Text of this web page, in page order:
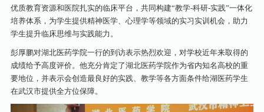
优质教育资源和医院扎实的临床平台，共同构建“教学-科研-实践”一体化
培养体系，为学生提供精神医学、心理学等领域的实习实训机会，助力
学生提升临床思维与实践能力。
彭厚鹏对湖北医药学院一行的到访表示热烈欢迎，对学校近年来取得的
成绩给予高度评价。他充分肯定了湖北医药学院作为省内知名高校的重
要地位，并表示会创造最良好的实践、教学等各方面条件给湖医药学生
在武汉市提供全方位保障。